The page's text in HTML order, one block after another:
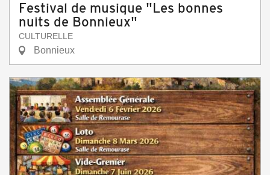
Festival de musique "Les bonnes
nuits de Bonnieux"
CULTURELLE
Bonnieux